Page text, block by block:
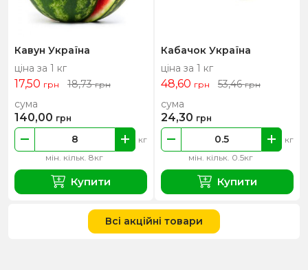
Кавун Україна
ціна за 1 кг
17,50 грн 18,73грн
мін. кільк. 8кг
кг
сума
140,00 грн
Купити
Кабачок Україна
ціна за 1 кг
48,60 грн 53,46грн
мін. кільк. 0.5кг
кг
сума
24,30 грн
Купити
Всі акційні товари